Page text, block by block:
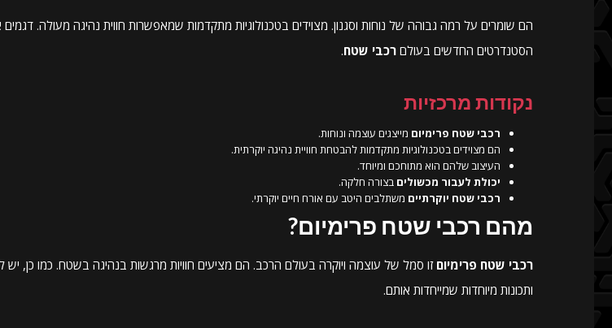
הם שומרים על רמה גבוהה של נוחות וסגנון. מצוידים בטכנולוגיות מתקדמות שמאפשרות חווית נהיגה מעולה.
הסטנדרטים החדשים בעולם רכבי שטח.
נקודות מרכזיות
רכבי שטח פרימיום מייצגים עוצמה ונוחות.
הם מצוידים בטכנולוגיות מתקדמות להבטחת חוויית נהיגה יוקרתית.
העיצוב שלהם הוא מתוחכם ומיוחד.
יכולת לעבור מכשולים בצורה חלקה.
רכבי שטח יוקרתיים משתלבים היטב עם אורח חיים יוקרתי.
מהם רכבי שטח פרימיום?
רכבי שטח פרימיום זו סמל של עוצמה ויוקרה בעולם הרכב. הם מציעים חוויות מרגשות בנהיגה בשטח. כמו כן, יש
ותכונות מיוחדות שמייחדות אותם.